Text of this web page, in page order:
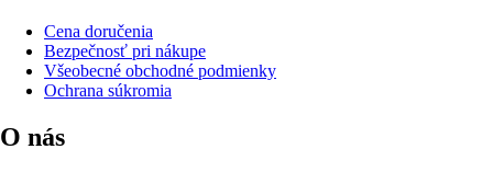
Cena doručenia
Bezpečnosť pri nákupe
Všeobecné obchodné podmienky
Ochrana súkromia
O nás